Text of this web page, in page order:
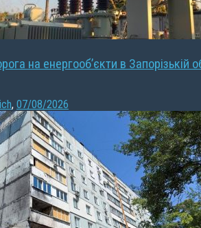
на енергооб’єкти в Запорізькій
, 07/08/2026